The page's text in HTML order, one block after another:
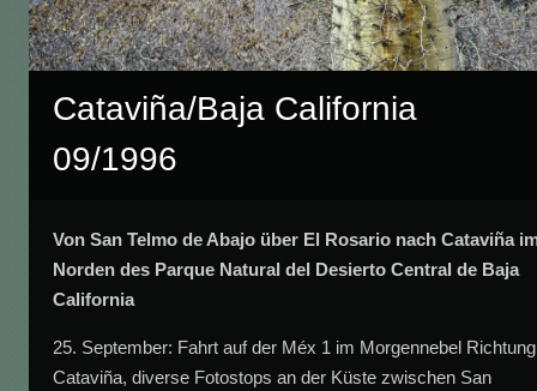
Cataviña/Baja California
09/1996
Von San Telmo de Abajo über El Rosario nach Cataviña
Norden des Parque Natural del Desierto Central de Baja
California
25. September: Fahrt auf der Méx 1 im Morgennebel Richtung
Cataviña, diverse Fotostops an der Küste zwischen San